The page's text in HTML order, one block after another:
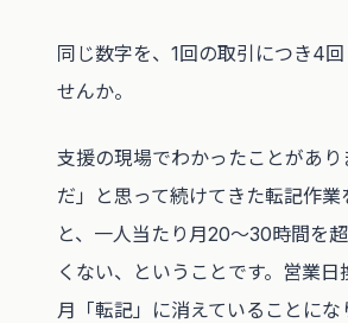
同じ数字を、1回の取引につき4
せんか。
支援の現場でわかったことがあ
だ」と思って続けてきた転記作
と、一人当たり月20〜30時間を
くない、ということです。営業
月「転記」に消えていることにな